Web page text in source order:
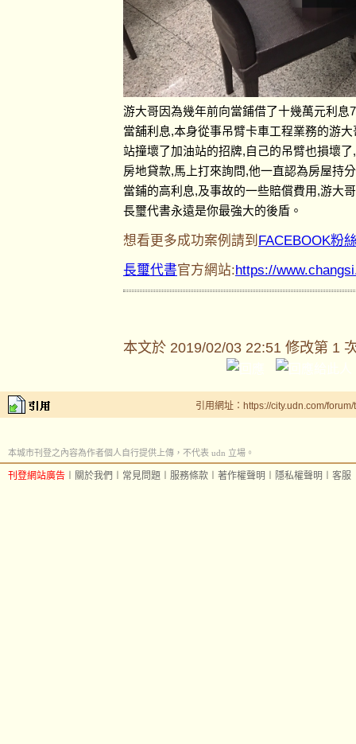
游大哥因為幾年前向當鋪借了十幾萬元利
當舖利息,本身從事吊臂卡車工程業務的游
站撞壞了加油站的招牌,自己的吊臂也損壞
房地貸款,馬上打來詢問,他一直認為房屋持
當鋪的高利息,及事故的一些賠償費用,游大
長璽代書永遠是你最強大的後盾。
想看更多成功案例請到 FACEBOOK粉
長璽代書官方網站:https://
本文於 2019/02/03 22:51 修改第 1
引用網址：https://city.udn.com/
本城市刊登之內容為作者個人自行提供上傳，不代表 udn 立場。
刊登網站廣告 關於我們 常見問題 服務條款 著作權聲明 隱私權聲明 客服